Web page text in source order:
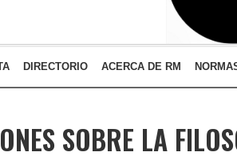
DIRECTORIO ACERCA DE RM
SOBRE LA